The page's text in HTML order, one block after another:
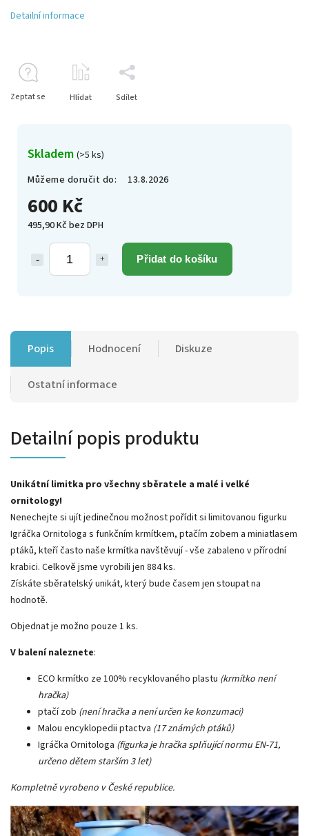
600 Kč
495,90 Kč bez DPH
Přidat do košíku
Skladem (>5 ks)
Můžeme doručit do:
13.8.2026
Detailní informace
Zeptat se Hlídat Sdílet
Popis Hodnocení Diskuze
Ostatní informace
Detailní popis produktu
Unikátní limitka pro všechny sběratele a malé i velké
ornitology!
Nenechejte si ujít jedinečnou možnost pořídit si limitovanou figurku
Igráčka Ornitologa s funkčním krmítkem, ptačím zobem a miniatlasem
ptáků, kteří často naše krmítka navštěvují - vše zabaleno v přírodní
krabici. Celkově jsme vyrobili jen 884 ks.
Získáte sběratelský unikát, který bude časem jen stoupat na
hodnotě.
Objednat je možno pouze 1 ks.
V balení naleznete:
ECO krmítko ze 100% recyklovaného plastu (krmítko není
hračka)
ptačí zob (není hračka a není určen ke konzumaci)
Malou encyklopedii ptactva (17 známých ptáků)
Igráčka Ornitologa (figurka je hračka splňující normu EN-71,
určeno dětem starším 3 let)
Kompletně vyrobeno v České republice.